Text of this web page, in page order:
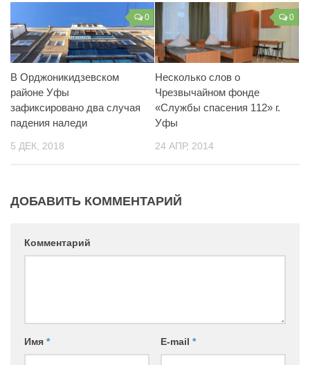
0
В Орджоникидзевском
районе Уфы
зафиксировано два случая
падения наледи
5 ДЕК, 2018
0
Несколько слов о
Чрезвычайном фонде
«Службы спасения 112» г.
Уфы
24 АПР, 2014
ДОБАВИТЬ КОММЕНТАРИЙ
Комментарий
Имя * E-mail *